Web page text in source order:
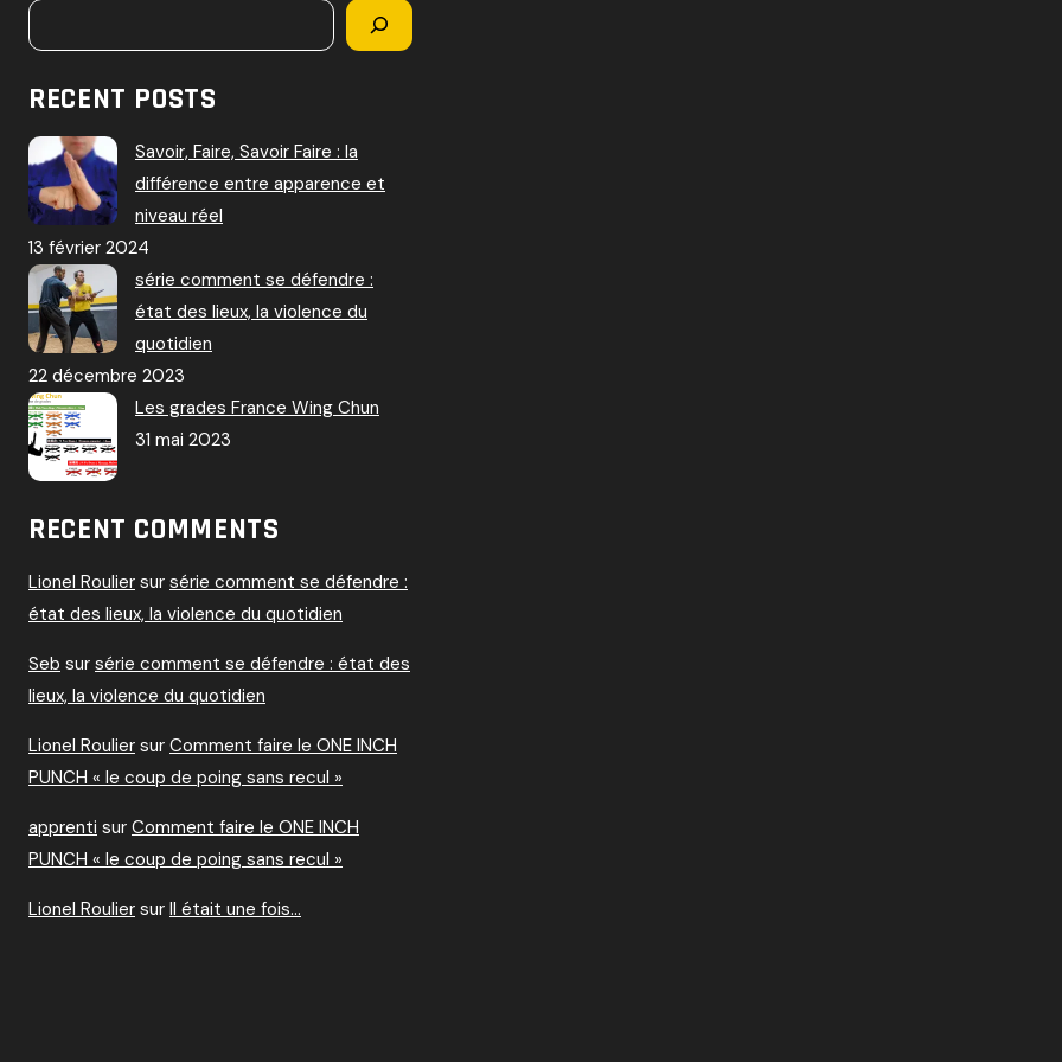
RECENT POSTS
Savoir, Faire, Savoir Faire : la
différence entre apparence et
niveau réel
13 février 2024
série comment se défendre :
état des lieux, la violence du
quotidien
22 décembre 2023
Les grades France Wing Chun
31 mai 2023
RECENT COMMENTS
Lionel Roulier sur série comment se défendre :
état des lieux, la violence du quotidien
Seb sur série comment se défendre : état des
lieux, la violence du quotidien
Lionel Roulier sur Comment faire le ONE INCH
PUNCH « le coup de poing sans recul »
apprenti sur Comment faire le ONE INCH
PUNCH « le coup de poing sans recul »
Lionel Roulier sur Il était une fois…